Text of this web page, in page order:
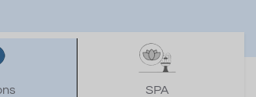
SPA